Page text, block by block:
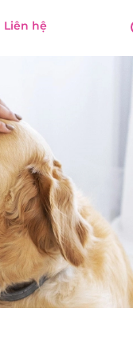
Liên hệ